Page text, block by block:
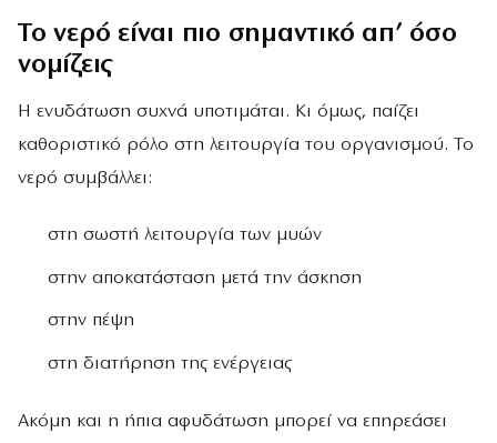
Το νερό είναι πιο σημαντικό απ’ όσο
νομίζεις
Η ενυδάτωση συχνά υποτιμάται. Κι όμως, παίζει
καθοριστικό ρόλο στη λειτουργία του οργανισμού. Το
νερό συμβάλλει:
στη σωστή λειτουργία των μυών
στην αποκατάσταση μετά την άσκηση
στην πέψη
στη διατήρηση της ενέργειας
Ακόμη και η ήπια αφυδάτωση μπορεί να επηρεάσει